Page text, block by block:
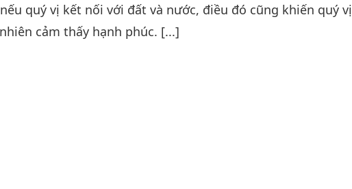
quý vị kết nối với đất và nước, điều đó cũng khiến quý vị
cảm thấy hạnh phúc. [...]